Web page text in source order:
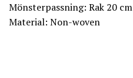
Mönsterpassning: Rak 20 cm
Material: Non-woven